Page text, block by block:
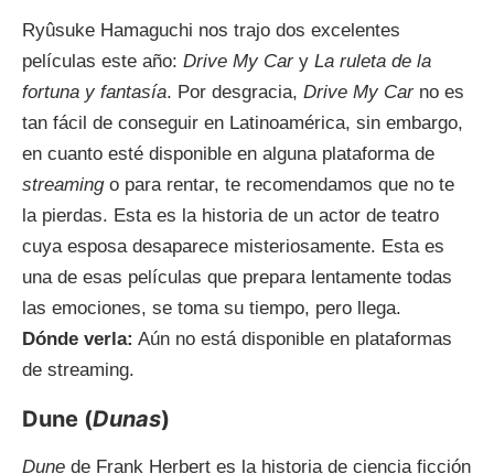
Ryûsuke Hamaguchi nos trajo dos excelentes
películas este año: Drive My Cary La ruleta de la
fortuna y fantasía. Por desgracia, Drive My Car no es
tan fácil de conseguir en Latinoamérica, sin embargo,
en cuanto esté disponible en alguna plataforma de
streamingo para rentar, te recomendamos que no te
la pierdas. Esta es la historia de un actor de teatro
cuya esposa desaparece misteriosamente. Esta es
una de esas películas que prepara lentamente todas
las emociones, se toma su tiempo, pero llega.
Dónde verla: Aún no está disponible en plataformas
de streaming.
Dune (Dunas)
Dune de Frank Herbert es la historia de ciencia ficción